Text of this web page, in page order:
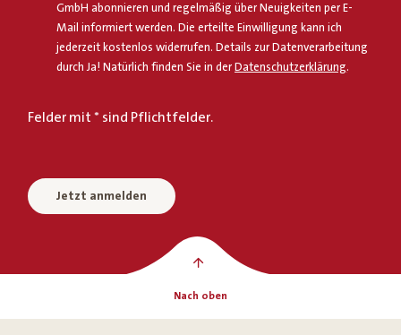
GmbH abonnieren und regelmäßig über Neuigkeiten per E-
Mail informiert werden. Die erteilte Einwilligung kann ich
jederzeit kostenlos widerrufen. Details zur Datenverarbeitung
durch Ja! Natürlich finden Sie in derDatenschutzerklärung.
Felder mit * sind Pflichtfelder.
Jetzt anmelden
Nach oben